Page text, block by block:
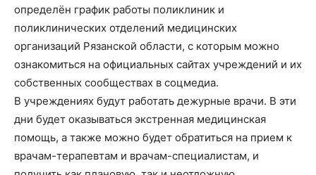
определён график работы поликлиник и
поликлинических отделений медицинских
организаций Рязанской области, с которым можно
ознакомиться на официальных сайтах учреждений и их
собственных сообществах в соцмедиа.
В учреждениях будут работать дежурные врачи. В эти
дни будет оказываться экстренная медицинская
помощь, а также можно будет обратиться на прием к
врачам-терапевтам и врачам-специалистам, и